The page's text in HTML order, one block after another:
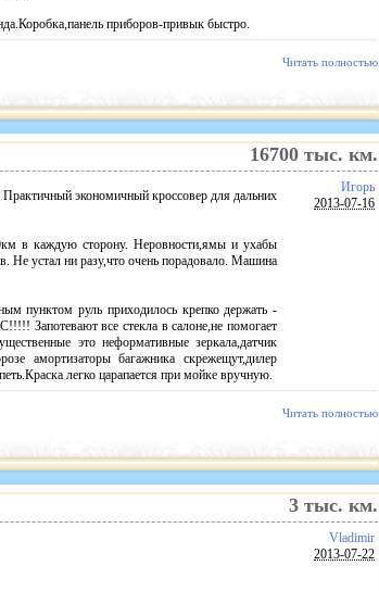
приборов-привык быстро.
Читать полностью
16700 тыс. км.
экономичный кроссовер для дальних
Игорь
2013-07-16
в каждую сторону. Неровности,ямы и ухабы
Не устал ни разу,что очень порадовало. Машина
пунктом руль приходилось крепко держать -
Запотевают все стекла в салоне,не помогает
это неформативные зеркала,датчик
амортизаторы багажника скрежещут,дилер
легко царапается при мойке вручную.
Читать полностью
3 тыс. км.
Vladimir
2013-07-22